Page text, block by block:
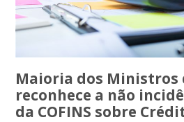
Maioria dos Ministros
reconhece a não
da COFINS sobre